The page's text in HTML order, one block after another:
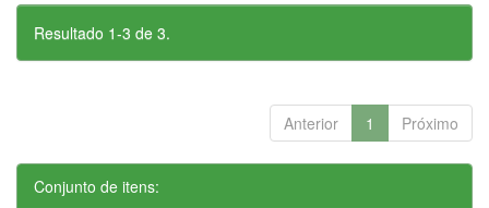
Resultado 1-3 de 3.
Anterior 1 Próximo
Conjunto de itens: